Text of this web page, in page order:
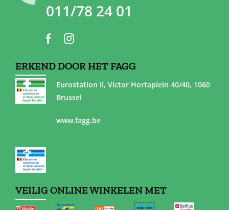
011/78 24 01
ERKEND DOOR HET FAGG
Eurostation II, Victor Hortaplein 40/40, 1060
Brussel
www.fagg.be
VEILIG ONLINE WINKELEN MET